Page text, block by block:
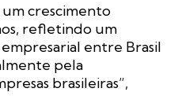
um crescimento
refletindo um
entre Brasil
pela
brasileiras”,